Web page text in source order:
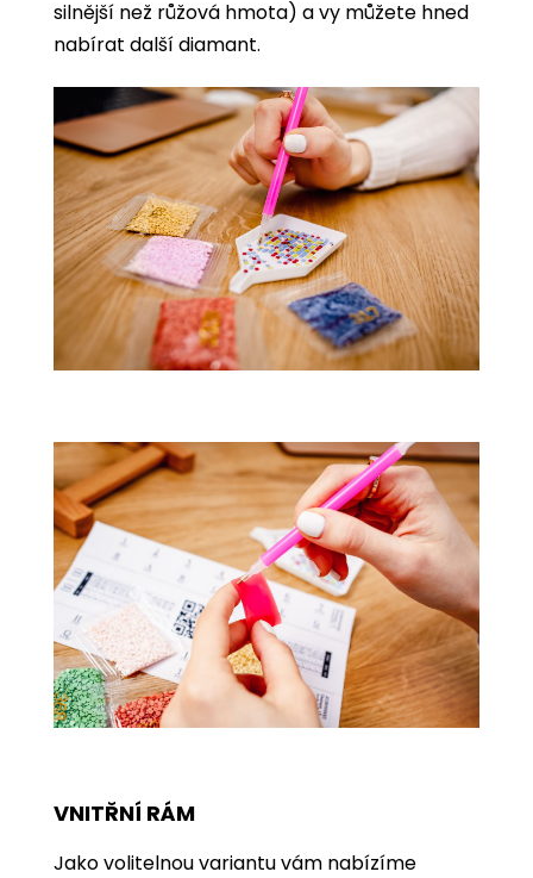
silnější než růžová hmota) a vy můžete hned
nabírat další diamant.
VNITŘNÍ RÁM
Jako volitelnou variantu vám nabízíme